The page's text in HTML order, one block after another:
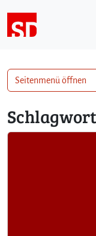
Seitenmenü öffnen